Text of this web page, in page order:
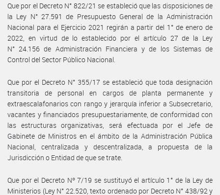
Que por el Decreto N° 822/21 se estableció que las disposiciones de
la Ley N° 27.591 de Presupuesto General de la Administración
Nacional para el Ejercicio 2021 regirán a partir del 1° de enero de
2022, en virtud de lo establecido por el artículo 27 de la Ley
N° 24.156 de Administración Financiera y de los Sistemas de
Control del Sector Público Nacional.
Que por el Decreto N° 355/17 se estableció que toda designación
transitoria de personal en cargos de planta permanente y
extraescalafonarios con rango y jerarquía inferior a Subsecretario,
vacantes y financiados presupuestariamente, de conformidad con
las estructuras organizativas, será efectuada por el Jefe de
Gabinete de Ministros en el ámbito de la Administración Pública
Nacional, centralizada y descentralizada, a propuesta de la
Jurisdicción o Entidad de que se trate.
Que por el Decreto Nº 7/19 se sustituyó el artículo 1° de la Ley de
Ministerios (Ley N° 22.520, texto ordenado por Decreto N° 438/92 y